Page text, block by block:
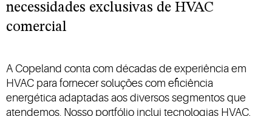
necessidades exclusivas de HVAC
comercial
A Copeland conta com décadas de experiência em
HVAC para fornecer soluções com eficiência
energética adaptadas aos diversos segmentos que
atendemos. Nosso portfólio inclui tecnologias HVAC,